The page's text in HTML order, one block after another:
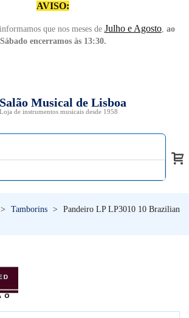
AVISO:
que nos meses de Julho e Agosto, ao
Sábado encerramos às 13:30.
Salão Musical de Lisboa
Loja de instrumentos musicais desde 1958
> Tamborins >
Pandeiro LP LP3010 10 Brazilian